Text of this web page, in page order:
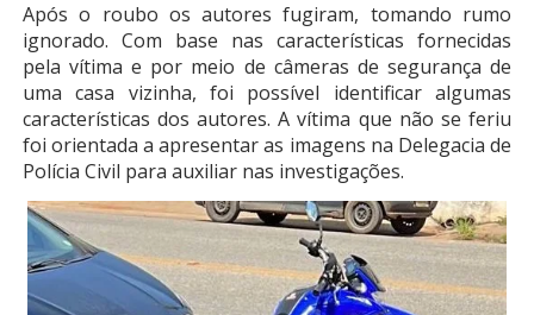
Após o roubo os autores fugiram, tomando rumo
ignorado. Com base nas características fornecidas
pela vítima e por meio de câmeras de segurança de
uma casa vizinha, foi possível identificar algumas
características dos autores. A vítima que não se feriu
foi orientada a apresentar as imagens na Delegacia de
Polícia Civil para auxiliar nas investigações.